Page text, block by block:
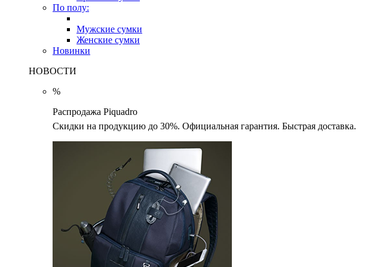
По полу:
Мужские сумки
Женские сумки
Новинки
НОВОСТИ
%
Распродажа Piquadro
Скидки на продукцию до 30%. Официальная гарантия. Быстрая доставка.